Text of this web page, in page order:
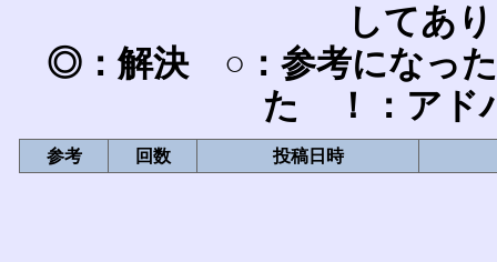
してあ
◎：解決 ○：参考になっ
た ！：アド
参考 回数 投稿日時